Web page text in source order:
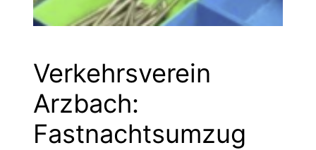
Verkehrsverein
Arzbach:
Fastnachtsumzug